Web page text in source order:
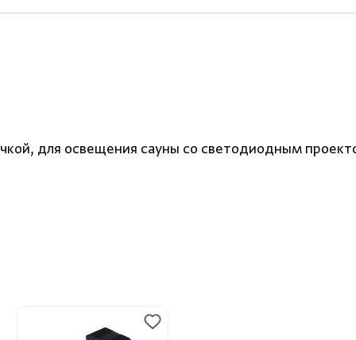
для освещения сауны со светодиодным